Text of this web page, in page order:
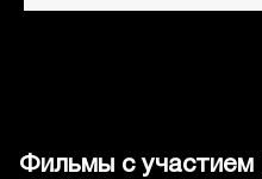
Фильмы с участием